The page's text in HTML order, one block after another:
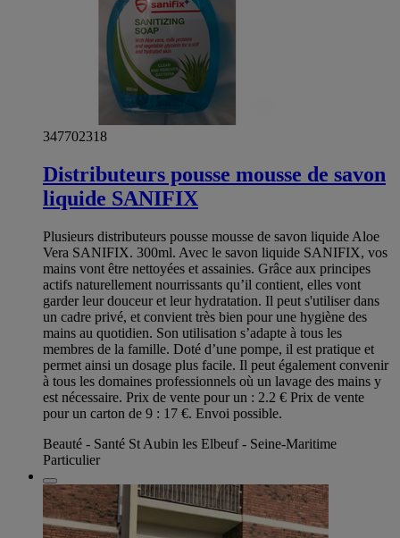
347702318
Distributeurs pousse mousse de savon
liquide SANIFIX
Plusieurs distributeurs pousse mousse de savon liquide Aloe
Vera SANIFIX. 300ml. Avec le savon liquide SANIFIX, vos
mains vont être nettoyées et assainies. Grâce aux principes
actifs naturellement nourrissants qu’il contient, elles vont
garder leur douceur et leur hydratation. Il peut s'utiliser dans
un cadre privé, et convient très bien pour une hygiène des
mains au quotidien. Son utilisation s’adapte à tous les
membres de la famille. Doté d’une pompe, il est pratique et
permet ainsi un dosage plus facile. Il peut également convenir
à tous les domaines professionnels où un lavage des mains y
est nécessaire. Prix de vente pour un : 2.2 € Prix de vente
pour un carton de 9 : 17 €. Envoi possible.
Beauté - Santé St Aubin les Elbeuf - Seine-Maritime
Particulier